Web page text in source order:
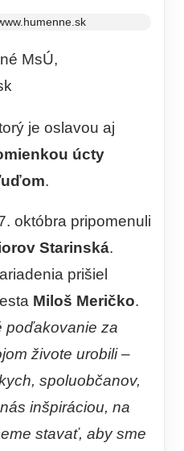
MsÚ,
je oslavou aj
úcty
.
októbra pripomenuli
Starinská.
prišiel
Miloš Meričko.
poďakovanie za
živote urobili –
spoluobčanov,
inšpiráciou, na
stavať, aby sme